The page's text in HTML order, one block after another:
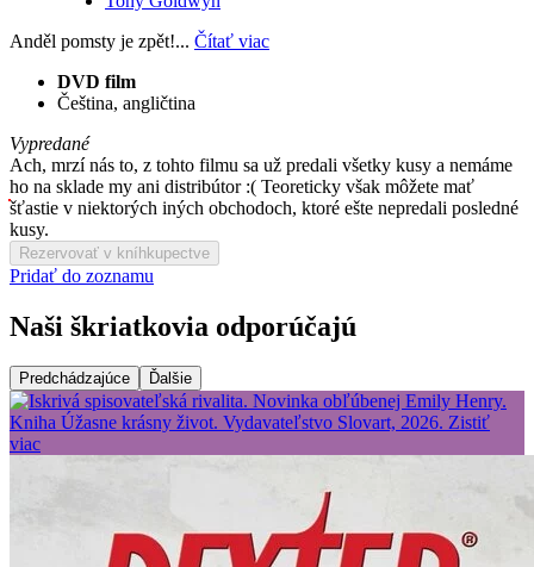
Anděl pomsty je zpět!... Čítať viac
DVD film
Čeština, angličtina
Vypredané
Ach, mrzí nás to, z tohto filmu sa už predali všetky kusy a nemáme
ho na sklade my ani distribútor :( Teoreticky však môžete mať
šťastie v niektorých iných obchodoch, ktoré ešte nepredali posledné
kusy.
Rezervovať v kníhkupectve
Pridať do zoznamu
Naši škriatkovia odporúčajú
Predchádzajúce Ďalšie